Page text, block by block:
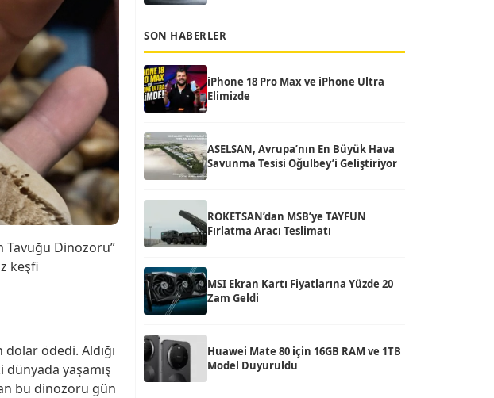
Tavuğu Dinozoru”
keşfi
ödedi. Aldığı
yaşamış
bu dinozoru gün
SON HABERLER
iPhone 18 Pro Max ve iPhone Ultra
Elimizde
ASELSAN, Avrupa’nın En Büyük Hava
Savunma Tesisi Oğulbey’i Geliştiriyor
ROKETSAN’dan MSB’ye TAYFUN
Fırlatma Aracı Teslimatı
MSI Ekran Kartı Fiyatlarına Yüzde 20
Zam Geldi
Huawei Mate 80 için 16GB RAM ve 1TB
Model Duyuruldu